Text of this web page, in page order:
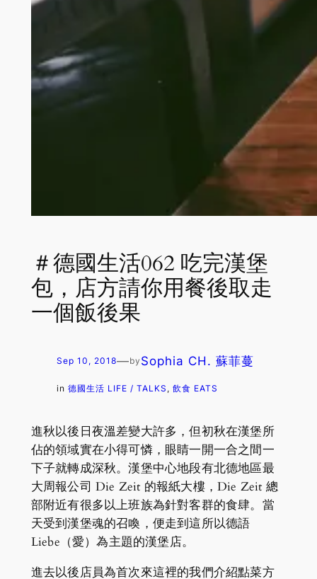
＃德國生活062 吃完漢堡
包，店方請你用餐後取走
一個飯後果
Sep 10, 2018—by Sophia CH. 蘇菲蔓
in 德國生活 LIFE / TALKS , 飲食 EATS
進秋以後日夜溫差變大許多，但初秋在漢堡所
佔的領域實在小得可憐，眼睛一開一合之間一
下子就轉成深秋。漢堡中心地段有北德地區最
大周報公司 Die Zeit 的報紙大樓，Die Zeit 總
部附近有很多以上班族為針對客群的食肆。當
天受到漢堡魂的召喚，便走到這所以德語
Liebe（愛）為主題的漢堡店。
進去以後店員為首次來這裡的我們介紹點菜方